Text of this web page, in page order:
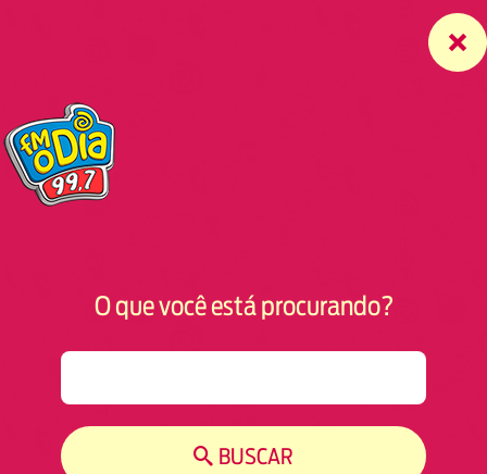
O que você está procurando?
BUSCAR